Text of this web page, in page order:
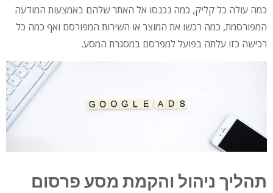
כמה עולה כל קליק, כמה נכנסו אל האתר שלהם באמצעות המודעה
המפורסמת, כמה רכשו את המוצר או השירות המפורסם ואף כמה כל
רכישה כזו עלתה בפועל למפרסם במסגרת המסע.
תהליך ניהול והקמת מסע פרסום